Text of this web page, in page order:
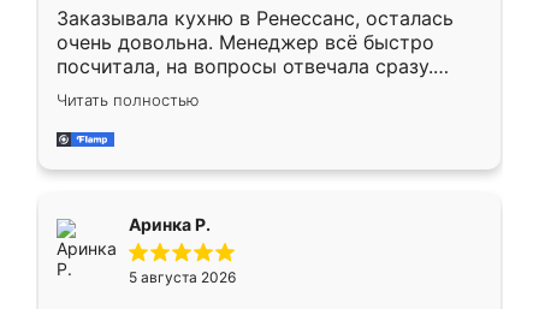
Заказывала кухню в Ренессанс, осталась
очень довольна. Менеджер всё быстро
посчитала, на вопросы отвечала сразу.
Замерщик приехал в субботу, подошёл к
делу со всей ответственностью. Собрали
за день, ребята работали аккуратно, даже
Читать полностью
Аринка Р.
5 августа 2026